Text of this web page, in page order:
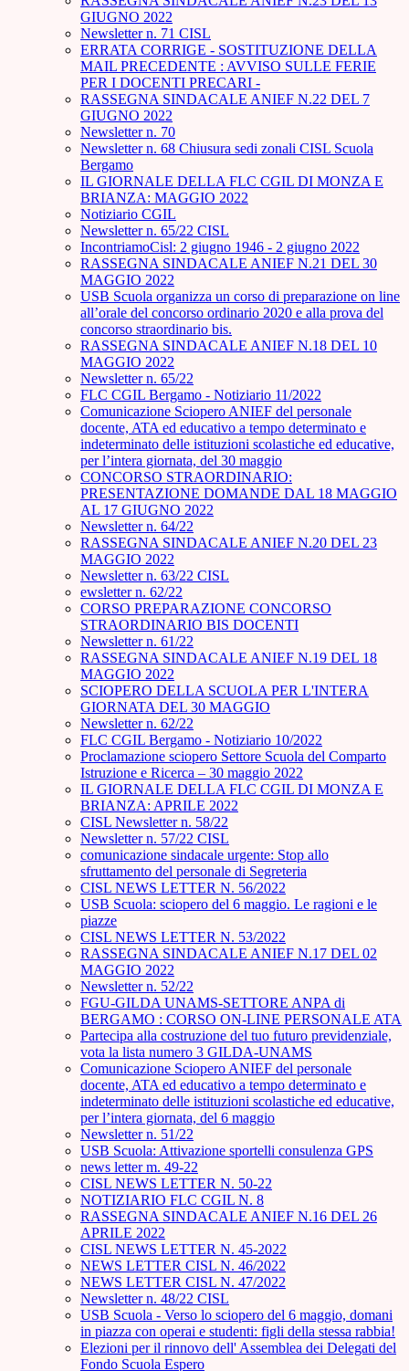
GIUGNO 2022
Newsletter n. 71 CISL
ERRATA CORRIGE - SOSTITUZIONE DELLA
MAIL PRECEDENTE : AVVISO SULLE FERIE
PER I DOCENTI PRECARI -
RASSEGNA SINDACALE ANIEF N.22 DEL 7
GIUGNO 2022
Newsletter n. 70
Newsletter n. 68 Chiusura sedi zonali CISL Scuola
Bergamo
IL GIORNALE DELLA FLC CGIL DI MONZA E
BRIANZA: MAGGIO 2022
Notiziario CGIL
Newsletter n. 65/22 CISL
IncontriamoCisl: 2 giugno 1946 - 2 giugno 2022
RASSEGNA SINDACALE ANIEF N.21 DEL 30
MAGGIO 2022
USB Scuola organizza un corso di preparazione on line
all’orale del concorso ordinario 2020 e alla prova del
concorso straordinario bis.
RASSEGNA SINDACALE ANIEF N.18 DEL 10
MAGGIO 2022
Newsletter n. 65/22
FLC CGIL Bergamo - Notiziario 11/2022
Comunicazione Sciopero ANIEF del personale
docente, ATA ed educativo a tempo determinato e
indeterminato delle istituzioni scolastiche ed educative,
per l’intera giornata, del 30 maggio
CONCORSO STRAORDINARIO:
PRESENTAZIONE DOMANDE DAL 18 MAGGIO
AL 17 GIUGNO 2022
Newsletter n. 64/22
RASSEGNA SINDACALE ANIEF N.20 DEL 23
MAGGIO 2022
Newsletter n. 63/22 CISL
ewsletter n. 62/22
CORSO PREPARAZIONE CONCORSO
STRAORDINARIO BIS DOCENTI
Newsletter n. 61/22
RASSEGNA SINDACALE ANIEF N.19 DEL 18
MAGGIO 2022
SCIOPERO DELLA SCUOLA PER L'INTERA
GIORNATA DEL 30 MAGGIO
Newsletter n. 62/22
FLC CGIL Bergamo - Notiziario 10/2022
Proclamazione sciopero Settore Scuola del Comparto
Istruzione e Ricerca – 30 maggio 2022
IL GIORNALE DELLA FLC CGIL DI MONZA E
BRIANZA: APRILE 2022
CISL Newsletter n. 58/22
Newsletter n. 57/22 CISL
comunicazione sindacale urgente: Stop allo
sfruttamento del personale di Segreteria
CISL NEWS LETTER N. 56/2022
USB Scuola: sciopero del 6 maggio. Le ragioni e le
piazze
CISL NEWS LETTER N. 53/2022
RASSEGNA SINDACALE ANIEF N.17 DEL 02
MAGGIO 2022
Newsletter n. 52/22
FGU-GILDA UNAMS-SETTORE ANPA di
BERGAMO : CORSO ON-LINE PERSONALE ATA
Partecipa alla costruzione del tuo futuro previdenziale,
vota la lista numero 3 GILDA-UNAMS
Comunicazione Sciopero ANIEF del personale
docente, ATA ed educativo a tempo determinato e
indeterminato delle istituzioni scolastiche ed educative,
per l’intera giornata, del 6 maggio
Newsletter n. 51/22
USB Scuola: Attivazione sportelli consulenza GPS
news letter m. 49-22
CISL NEWS LETTER N. 50-22
NOTIZIARIO FLC CGIL N. 8
RASSEGNA SINDACALE ANIEF N.16 DEL 26
APRILE 2022
CISL NEWS LETTER N. 45-2022
NEWS LETTER CISL N. 46/2022
NEWS LETTER CISL N. 47/2022
Newsletter n. 48/22 CISL
USB Scuola - Verso lo sciopero del 6 maggio, domani
in piazza con operai e studenti: figli della stessa rabbia!
Elezioni per il rinnovo dell' Assemblea dei Delegati del
Fondo Scuola Espero